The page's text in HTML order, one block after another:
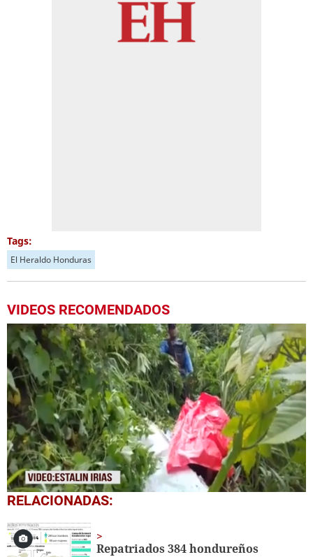
Tags:
El Heraldo Honduras
VIDEOS RECOMENDADOS
0
seconds
43
seconds
RELACIONADAS:
Repatriados 384 hondureños